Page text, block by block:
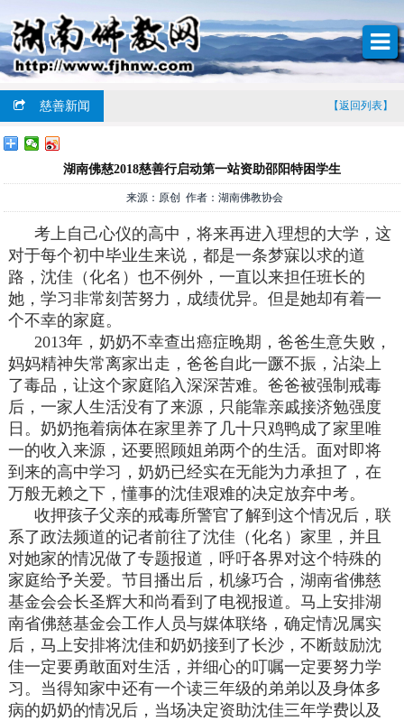
慈善新闻 【返回列表】
湖南佛慈2018慈善行启动第一站资助邵阳特困学生
来源：原创 作者：湖南佛教协会
考上自己心仪的高中，将来再进入理想的大学，这
对于每个初中毕业生来说，都是一条梦寐以求的道
路，沈佳（化名）也不例外，一直以来担任班长的
她，学习非常刻苦努力，成绩优异。但是她却有着一
个不幸的家庭。
2013年，奶奶不幸查出癌症晚期，爸爸生意失败，
妈妈精神失常离家出走，爸爸自此一蹶不振，沾染上
了毒品，让这个家庭陷入深深苦难。爸爸被强制戒毒
后，一家人生活没有了来源，只能靠亲戚接济勉强度
日。奶奶拖着病体在家里养了几十只鸡鸭成了家里唯
一的收入来源，还要照顾姐弟两个的生活。面对即将
到来的高中学习，奶奶已经实在无能为力承担了，在
万般无赖之下，懂事的沈佳艰难的决定放弃中考。
收押孩子父亲的戒毒所警官了解到这个情况后，联
系了政法频道的记者前往了沈佳（化名）家里，并且
对她家的情况做了专题报道，呼吁各界对这个特殊的
家庭给予关爱。节目播出后，机缘巧合，湖南省佛慈
基金会会长圣辉大和尚看到了电视报道。马上安排湖
南省佛慈基金会工作人员与媒体联络，确定情况属实
后，马上安排将沈佳和奶奶接到了长沙，不断鼓励沈
佳一定要勇敢面对生活，并细心的叮嘱一定要努力学
习。当得知家中还有一个读三年级的弟弟以及身体多
病的奶奶的情况后，当场决定资助沈佳三年学费以及